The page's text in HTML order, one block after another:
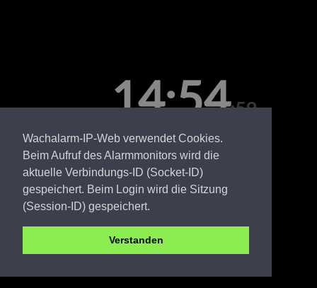
Wachalarm-IP-Web verwendet Cookies.
Beim Aufruf des Alarmmonitors wird die
aktuelle Verbindungs-ID (Socket-ID)
gespeichert. Beim Login wird die Sitzung
(Session-ID) gespeichert.
Verstanden
14:54:59
Samstag, 08. August
CB FW Dissenchen